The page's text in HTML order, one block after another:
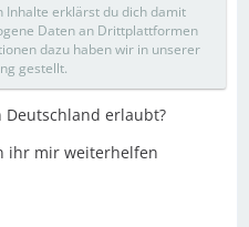
Inhalte erklärst du dich damit
Daten an Drittplattformen
dazu haben wir in unserer
gestellt.
Deutschland erlaubt?
ihr mir weiterhelfen